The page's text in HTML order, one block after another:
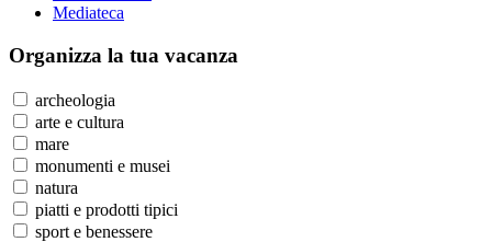
Mediateca
Organizza la tua vacanza
archeologia
arte e cultura
mare
monumenti e musei
natura
piatti e prodotti tipici
sport e benessere